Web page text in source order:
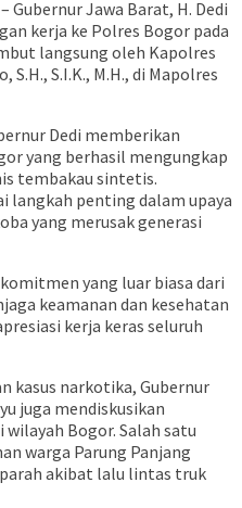
– Gubernur Jawa Barat, H. Dedi
kerja ke Polres Bogor pada
langsung oleh Kapolres
S.H., S.I.K., M.H., di Mapolres
Dedi memberikan
yang berhasil mengungkap
tembakau sintetis.
langkah penting dalam upaya
yang merusak generasi
yang luar biasa dari
keamanan dan kesehatan
kerja keras seluruh
kasus narkotika, Gubernur
juga mendiskusikan
Bogor. Salah satu
warga Parung Panjang
akibat lalu lintas truk